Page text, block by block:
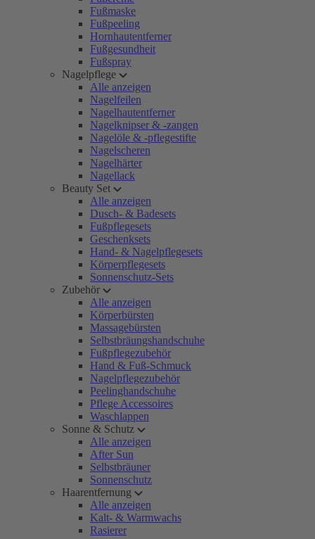
Fußmaske
Fußpeeling
Hornhautentferner
Fußgesundheit
Fußspray
Nagelpflege
Alle anzeigen
Nagelfeilen
Nagelhautentferner
Nagelknipser & -zangen
Nagelöle & -pflegestifte
Nagelscheren
Nagelhärter
Nagellack
Beauty Set
Alle anzeigen
Dusch- & Badesets
Fußpflegesets
Geschenksets
Hand- & Nagelpflegesets
Körperpflegesets
Sonnenschutz-Sets
Zubehör
Alle anzeigen
Körperbürsten
Massagebürsten
Selbstbräungshandschuhe
Fußpflegezubehör
Hand & Fuß-Schmuck
Nagelpflegezubehör
Peelinghandschuhe
Pflege Accessoires
Waschlappen
Sonne & Schutz
Alle anzeigen
After Sun
Selbstbräuner
Sonnenschutz
Haarentfernung
Alle anzeigen
Kalt- & Warmwachs
Rasierer